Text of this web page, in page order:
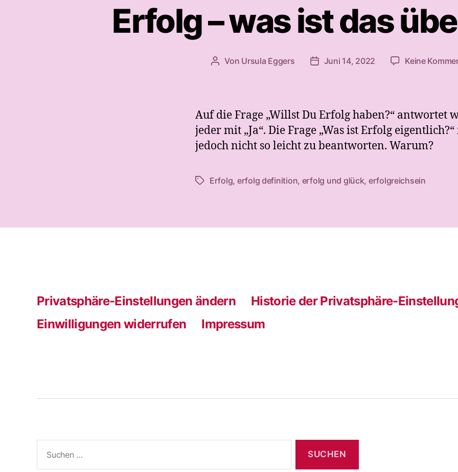
Erfolg – was ist das
Beitragsautor
Von Ursula Eggers Veröffentlichungsdatum
Juni 14, 2022 Keine
Auf die Frage „Willst Du Erfolg haben?“ antwortet
jeder mit „Ja“. Die Frage „Was ist Erfolg eigentlich?“
jedoch nicht so leicht zu beantworten. Warum?
Schlagwörter
Erfolg, erfolg definition, erfolg und glück, erfolgreichsein
Privatsphäre-Einstellungen ändern
Historie der Privatsphäre-
Einwilligungen widerrufen
Impressum
nach: